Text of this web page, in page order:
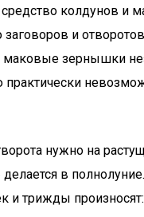
колдунов и
и
маковые зернышки
практически
нужно на
в
и трижды произносят: